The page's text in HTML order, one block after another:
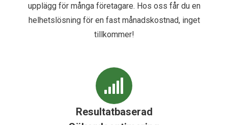
upplägg för många företagare. Hos oss får du en
helhetslösning för en fast månadskostnad, inget
tillkommer!
Resultatbaserad